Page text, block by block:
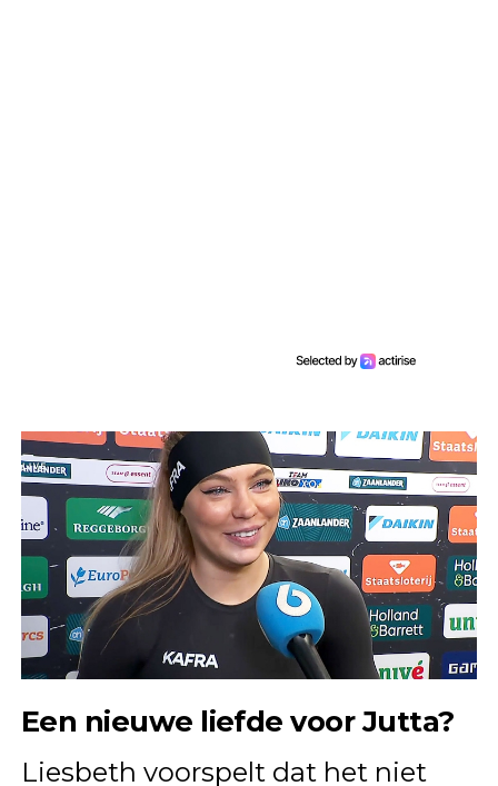
Een nieuwe liefde voor Jutta?
Liesbeth voorspelt dat het niet